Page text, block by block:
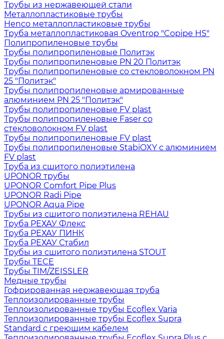
Трубы из нержавеющей стали
Металлопластиковые трубы
Henco металлопластиковые трубы
Труба металлопластиковая Oventrop "Copipe HS"
Полипропиленовые трубы
Трубы полипропиленовые Политэк
Трубы полипропиленовые PN 20 Политэк
Трубы полипропиленовые со стекловолокном PN
25 "Политэк"
Трубы полипропиленовые армированные
алюминием PN 25 "Политэк"
Трубы полипропиленовые FV plast
Трубы полипропиленовые Faser со
стекловолокном FV plast
Трубы полипропиленовые FV plast
Трубы полипропиленовые StabiOXY с алюминием
FV plast
Труба из сшитого полиэтилена
UPONOR трубы
UPONOR Comfort Pipe Plus
UPONOR Radi Pipe
UPONOR Aqua Pipe
Трубы из сшитого полиэтилена REHAU
Труба РЕХАУ Флекс
Труба РЕХАУ ПИНК
Труба РЕХАУ Стабил
Трубы из сшитого полиэтилена STOUT
Трубы TECE
Трубы TIM/ZEISSLER
Медные трубы
Гофрированная нержавеющая труба
Теплоизолированные трубы
Теплоизолированные трубы Ecoflex Varia
Теплоизолированные трубы Ecoflex Supra
Standard с греющим кабелем